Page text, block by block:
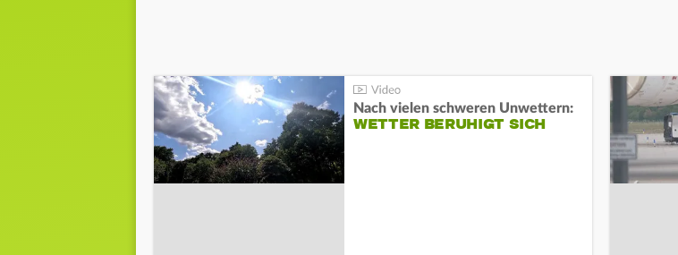
Nach vielen schweren Unwettern:
WETTER BERUHIGT SICH